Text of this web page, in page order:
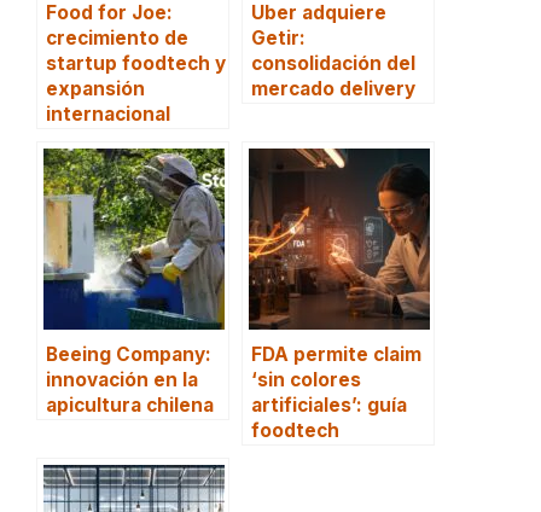
Food for Joe:
crecimiento de
startup foodtech y
expansión
internacional
Uber adquiere
Getir:
consolidación del
mercado delivery
Beeing Company:
innovación en la
apicultura chilena
FDA permite claim
‘sin colores
artificiales’: guía
foodtech